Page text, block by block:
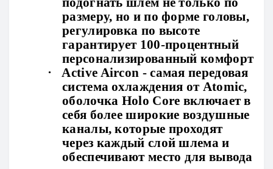
размеру, но и по форме головы,
регулировка по высоте
гарантирует 100-процентный
персонализированный комфорт
·
Active Aircon - самая передовая
система охлаждения от Atomic,
оболочка Holo Core включает в
себя более широкие воздушные
каналы, которые проходят
через каждый слой шлема и
обеспечивают место для вывода